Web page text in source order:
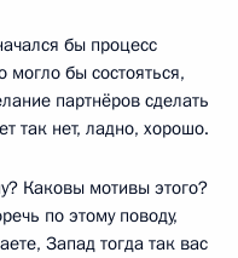
бы процесс
могло бы состояться,
партнёров сделать
так нет, ладно, хорошо.
Каковы мотивы этого?
по этому поводу,
Запад тогда так вас